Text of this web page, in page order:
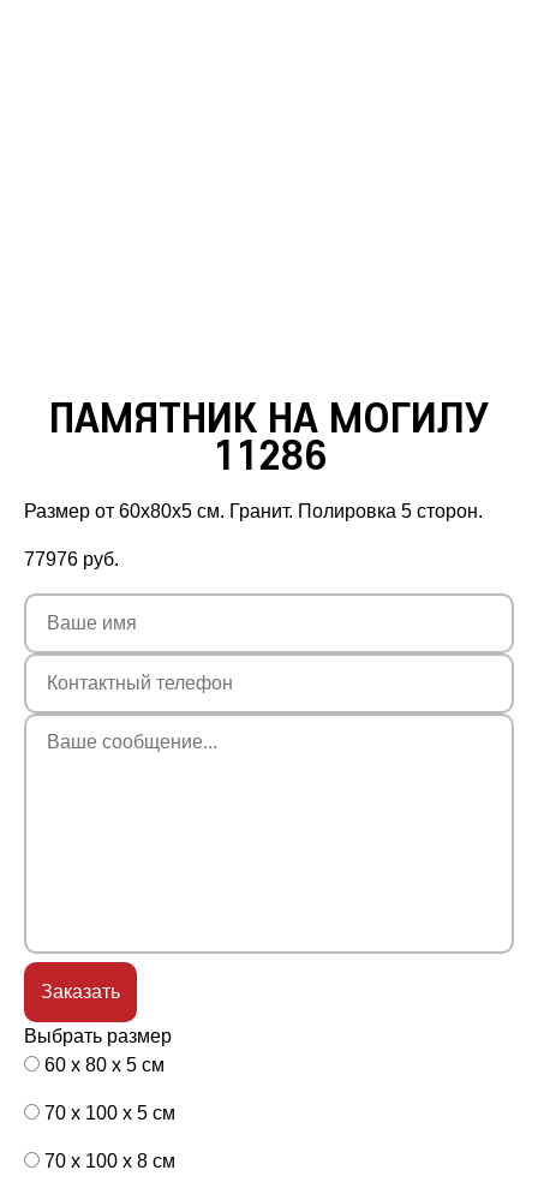
ПАМЯТНИК НА МОГИЛУ
11286
Размер от 60х80х5 см. Гранит. Полировка 5 сторон.
77976 руб.
Выбрать размер
60 x 80 x 5 см
70 x 100 x 5 см
70 x 100 x 8 см